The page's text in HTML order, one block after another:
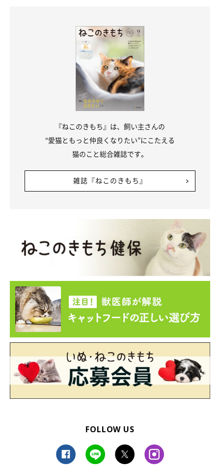
ので、早めに動物病院に相談しましょう。
猫が早く新しい環境に慣れて、飼い主さんとの信頼関係も築ける
ようになるためには、しっかりとした段取りと準備をしたうえで
迎え入れることが大切です。猫を迎え入れる計画をしているかた
は、今回ご紹介した内容を参考に準備を進めてみてくださいね。
関連記事:
【獣医師監修】猫の迎え入れ当日のスケジュー
猫にとって環境の変化はとても怖いものです。余裕を持って迎え入
ます。
※写真はスマホアプリ「いぬ・ねこのきもち」で投稿されたもの
です。
※記事と写真に関連性はありませんので予めご了承ください。
『ねこのきもち』は、飼い主さんの
“愛猫ともっと仲良くなりたい”にこたえる
猫のこと総合雑誌です。
雑誌『ねこのきもち』
FOLLOW US